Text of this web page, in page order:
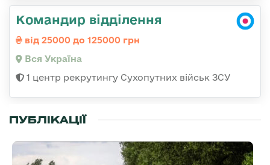
Командир відділення
від 25000 до 125000 грн
Вся Україна
1 центр рекрутингу Сухопутних військ ЗСУ
ПУБЛІКАЦІЇ